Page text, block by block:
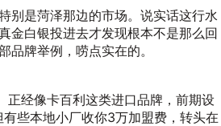
别是菏泽那边的市场。说实话这行水
金白银投进去才发现根本不是那么回
品牌举例，唠点实在的。
正经像卡百利这类进口品牌，前期设
些本地小厂收你3万加盟费，转头在